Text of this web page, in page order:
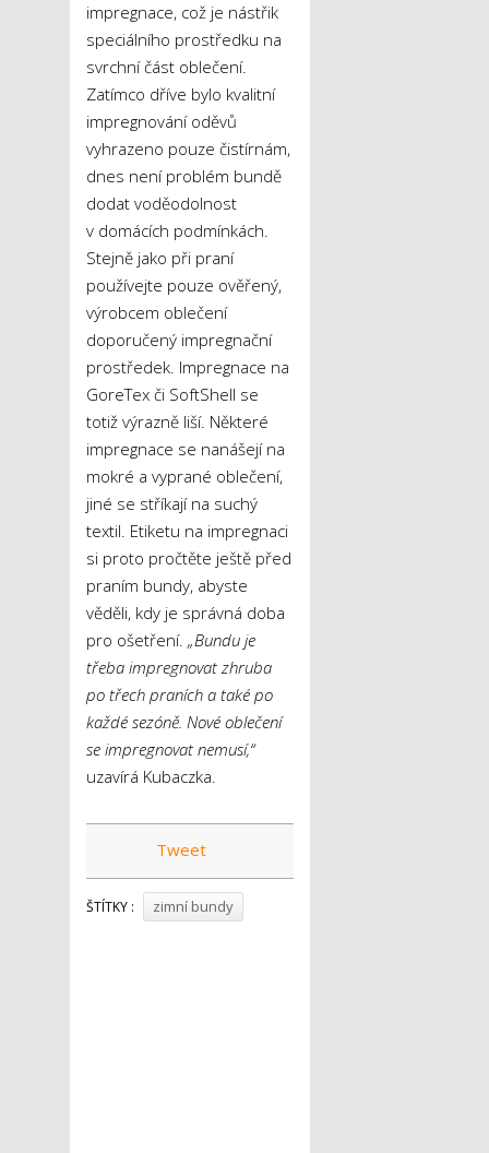
impregnace, což je nástřik
speciálního prostředku na
svrchní část oblečení.
Zatímco dříve bylo kvalitní
impregnování oděvů
vyhrazeno pouze čistírnám,
dnes není problém bundě
dodat voděodolnost
v domácích podmínkách.
Stejně jako při praní
používejte pouze ověřený,
výrobcem oblečení
doporučený impregnační
prostředek. Impregnace na
GoreTex či SoftShell se
totiž výrazně liší. Některé
impregnace se nanášejí na
mokré a vyprané oblečení,
jiné se stříkají na suchý
textil. Etiketu na impregnaci
si proto pročtěte ještě před
praním bundy, abyste
věděli, kdy je správná doba
pro ošetření. „Bundu je
třeba impregnovat zhruba
po třech praních a také po
každé sezóně. Nové oblečení
se impregnovat nemusí,“
uzavírá Kubaczka.
Tweet
ŠTÍTKY : zimní bundy